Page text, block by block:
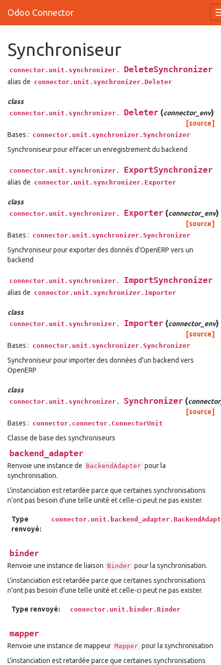
Odoo Connector
Synchroniseur
connector.unit.synchronizer. DeleteSynchronizer
alias de connector.unit.synchronizer.Deleter
class
connector.unit.synchronizer. Deleter (connector_env)
[source]
Bases : connector.unit.synchronizer.Synchronizer
Synchroniseur pour effacer un enregistrement du backend
connector.unit.synchronizer. ExportSynchronizer
alias de connector.unit.synchronizer.Exporter
class
connector.unit.synchronizer. Exporter (connector_env)
[source]
Bases : connector.unit.synchronizer.Synchronizer
Synchroniseur pour exporter des donnés d’OpenERP vers un
backend
connector.unit.synchronizer. ImportSynchronizer
alias de connector.unit.synchronizer.Importer
class
connector.unit.synchronizer. Importer (connector_env)
[source]
Bases : connector.unit.synchronizer.Synchronizer
Synchroniseur pour importer des données d’un backend vers
OpenERP
class
connector.unit.synchronizer. Synchronizer (
[source]
Bases : connector.connector.ConnectorUnit
Classe de base des synchroniseurs
backend_adapter
Renvoie une instance de BackendAdapter pour la
synchronisation.
L’instanciation est retardée parce que certaines synchronisations
n’ont pas besoin d’une telle unité et celle-ci peut ne pas exister.
Type
renvoyé:
binder
Renvoie une instance de liaison Binder pour la synchronisation.
L’instanciation est retardée parce que certaines synchronisations
n’ont pas besoin d’une telle unité et celle-ci peut ne pas exister.
Type renvoyé: connector.unit.binder.Binder
mapper
Renvoie une instance de mappeur Mapper pour la synchronisation
L’instanciation est retardée parce que certaines synchronisations